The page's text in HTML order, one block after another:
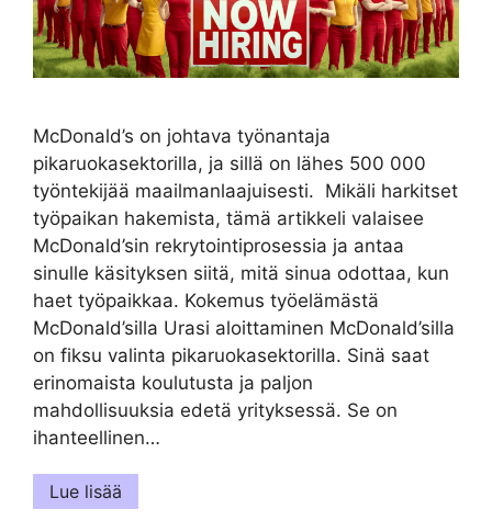
McDonald’s on johtava työnantaja
pikaruokasektorilla, ja sillä on lähes 500 000
työntekijää maailmanlaajuisesti. Mikäli harkitset
työpaikan hakemista, tämä artikkeli valaisee
McDonald’sin rekrytointiprosessia ja antaa
sinulle käsityksen siitä, mitä sinua odottaa, kun
haet työpaikkaa. Kokemus työelämästä
McDonald’silla Urasi aloittaminen McDonald’silla
on fiksu valinta pikaruokasektorilla. Sinä saat
erinomaista koulutusta ja paljon
mahdollisuuksia edetä yrityksessä. Se on
ihanteellinen…
Lue lisää